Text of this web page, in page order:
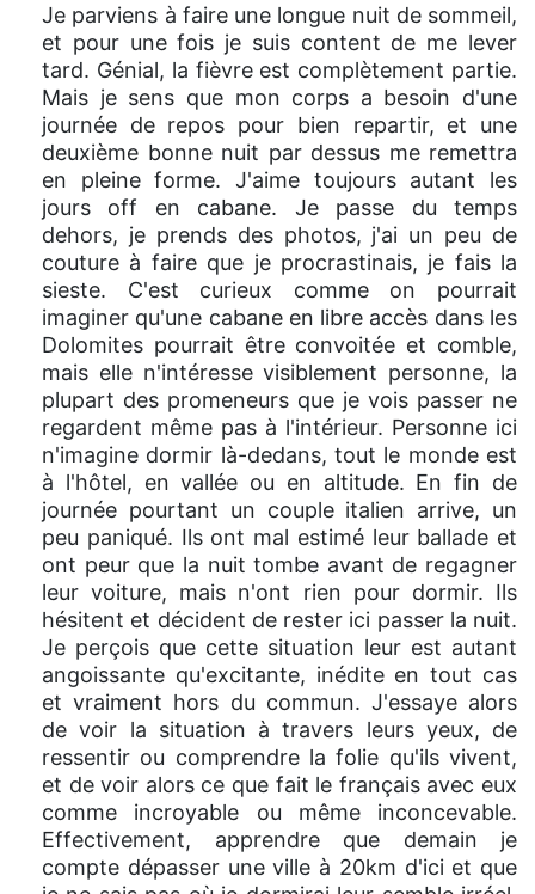
Je parviens à faire une longue nuit de sommeil,
et pour une fois je suis content de me lever
tard. Génial, la fièvre est complètement partie.
Mais je sens que mon corps a besoin d'une
journée de repos pour bien repartir, et une
deuxième bonne nuit par dessus me remettra
en pleine forme. J'aime toujours autant les
jours off en cabane. Je passe du temps
dehors, je prends des photos, j'ai un peu de
couture à faire que je procrastinais, je fais la
sieste. C'est curieux comme on pourrait
imaginer qu'une cabane en libre accès dans les
Dolomites pourrait être convoitée et comble,
mais elle n'intéresse visiblement personne, la
plupart des promeneurs que je vois passer ne
regardent même pas à l'intérieur. Personne ici
n'imagine dormir là-dedans, tout le monde est
à l'hôtel, en vallée ou en altitude. En fin de
journée pourtant un couple italien arrive, un
peu paniqué. Ils ont mal estimé leur ballade et
ont peur que la nuit tombe avant de regagner
leur voiture, mais n'ont rien pour dormir. Ils
hésitent et décident de rester ici passer la nuit.
Je perçois que cette situation leur est autant
angoissante qu'excitante, inédite en tout cas
et vraiment hors du commun. J'essaye alors
de voir la situation à travers leurs yeux, de
ressentir ou comprendre la folie qu'ils vivent,
et de voir alors ce que fait le français avec eux
comme incroyable ou même inconcevable.
Effectivement, apprendre que demain je
compte dépasser une ville à 20km d'ici et que